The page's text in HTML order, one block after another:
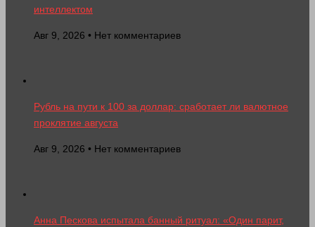
интеллектом
Авг 9, 2026 • Нет комментариев
Рубль на пути к 100 за доллар: сработает ли валютное
проклятие августа
Авг 9, 2026 • Нет комментариев
Анна Пескова испытала банный ритуал: «Один парит,